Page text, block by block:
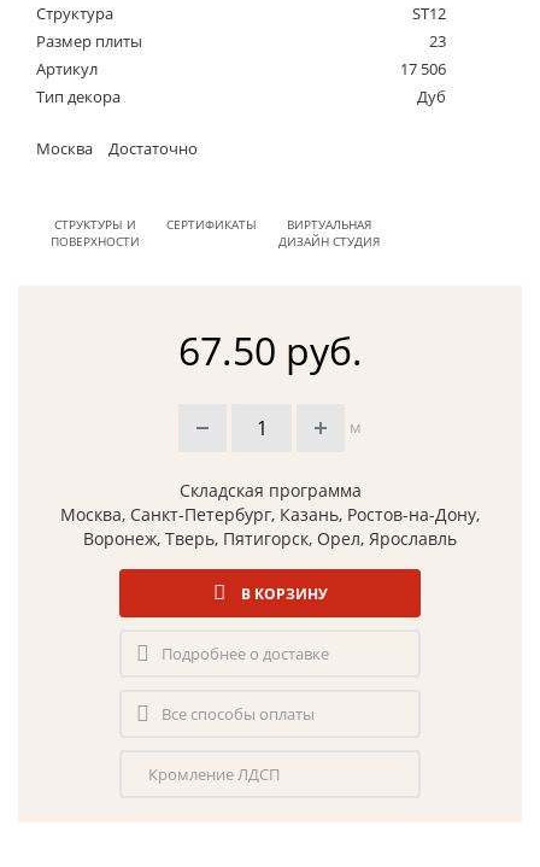
Структура
ST12
Размер плиты
23
Артикул
17 506
Тип декора
Дуб
Москва Достаточно
СТРУКТУРЫ И
ПОВЕРХНОСТИ
СЕРТИФИКАТЫ
ВИРТУАЛЬНАЯ
ДИЗАЙН СТУДИЯ
67.50 руб.
м
Складская программа
Москва, Санкт-Петербург, Казань, Ростов-на-Дону,
Воронеж, Тверь, Пятигорск, Орел, Ярославль
В КОРЗИНУ
Подробнее о доставке
Все способы оплаты
Кромление ЛДСП